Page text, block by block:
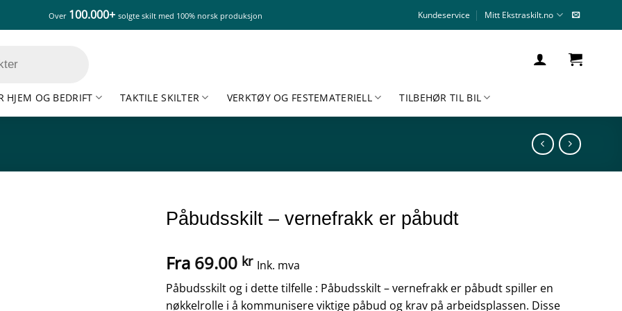
Over 100.000+ solgte skilt med 100% norsk produksjon Kundeservice Mitt Ekstraskilt.no
HJEM OG BEDRIFT TAKTILE SKILTER VERKTØY OG FESTEMATERIELL TILBEHØR TIL BIL
Påbudsskilt – vernefrakk er påbudt
Fra 69.00 kr Ink. mva
Påbudsskilt og i dette tilfelle : Påbudsskilt – vernefrakk er påbudt spiller en
nøkkelrolle i å kommunisere viktige påbud og krav på arbeidsplassen. Disse